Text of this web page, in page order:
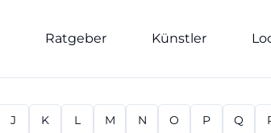
Ratgeber Künstler
J K L M N O P Q